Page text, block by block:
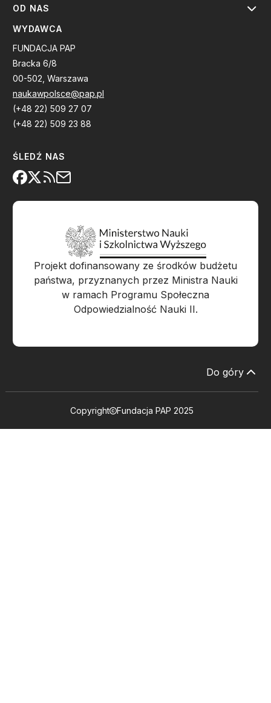
OD NAS
WYDAWCA
FUNDACJA PAP
Bracka 6/8
00-502, Warszawa
naukawpolsce@pap.pl
(+48 22) 509 27 07
(+48 22) 509 23 88
ŚLEDŹ NAS
Projekt dofinansowany ze środków budżetu
państwa, przyznanych przez Ministra Nauki
w ramach Programu Społeczna
Odpowiedzialność Nauki II.
Do góry
Copyright Fundacja PAP 2025